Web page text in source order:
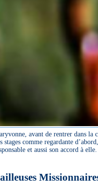
avant de rentrer dans la
stages comme regardante
et aussi son accord à